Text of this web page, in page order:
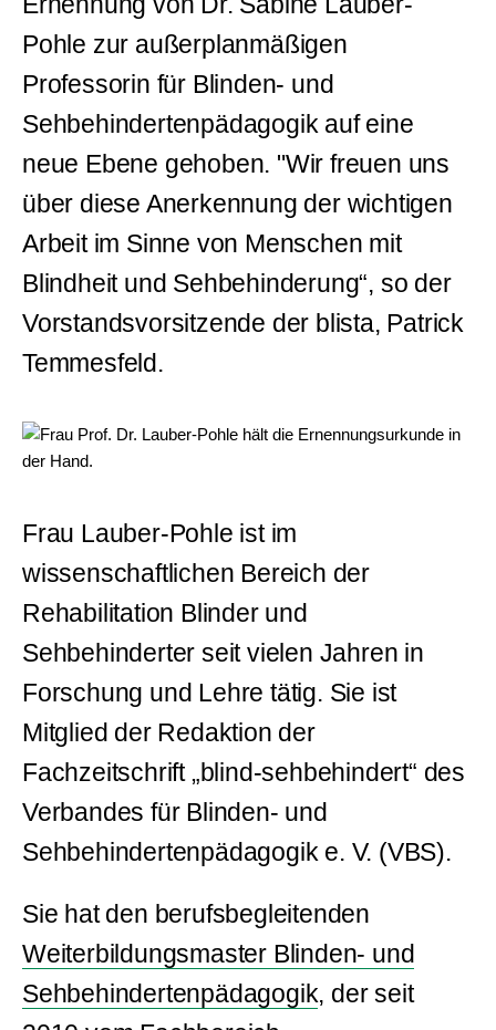
Pohle zur außerplanmäßigen
Professorin für Blinden- und
Sehbehindertenpädagogik auf eine
neue Ebene gehoben. "Wir freuen uns
über diese Anerkennung der wichtigen
Arbeit im Sinne von Menschen mit
Blindheit und Sehbehinderung“, so der
Vorstandsvorsitzende der blista, Patrick
Temmesfeld.
Frau Lauber-Pohle ist im
wissenschaftlichen Bereich der
Rehabilitation Blinder und
Sehbehinderter seit vielen Jahren in
Forschung und Lehre tätig. Sie ist
Mitglied der Redaktion der
Fachzeitschrift „blind-sehbehindert“ des
Verbandes für Blinden- und
Sehbehindertenpädagogik e. V. (VBS).
Sie hat den berufsbegleitenden
Weiterbildungsmaster Blinden- und
Sehbehindertenpädagogik, der seit